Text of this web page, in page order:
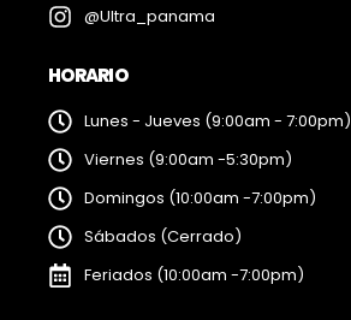
@Ultra_panama
HORARIO
Lunes - Jueves (9:00am - 7:00pm)
Viernes (9:00am -5:30pm)
Domingos (10:00am -7:00pm)
Sábados (Cerrado)
Feriados (10:00am -7:00pm)